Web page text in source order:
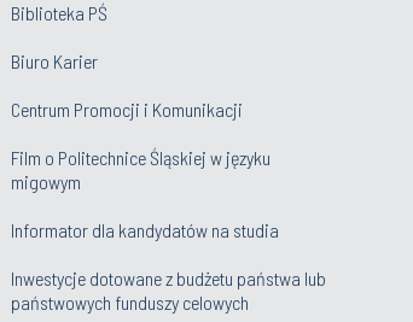
Biblioteka PŚ
Biuro Karier
Centrum Promocji i Komunikacji
Film o Politechnice Śląskiej w języku
migowym
Informator dla kandydatów na studia
Inwestycje dotowane z budżetu państwa lub
państwowych funduszy celowych